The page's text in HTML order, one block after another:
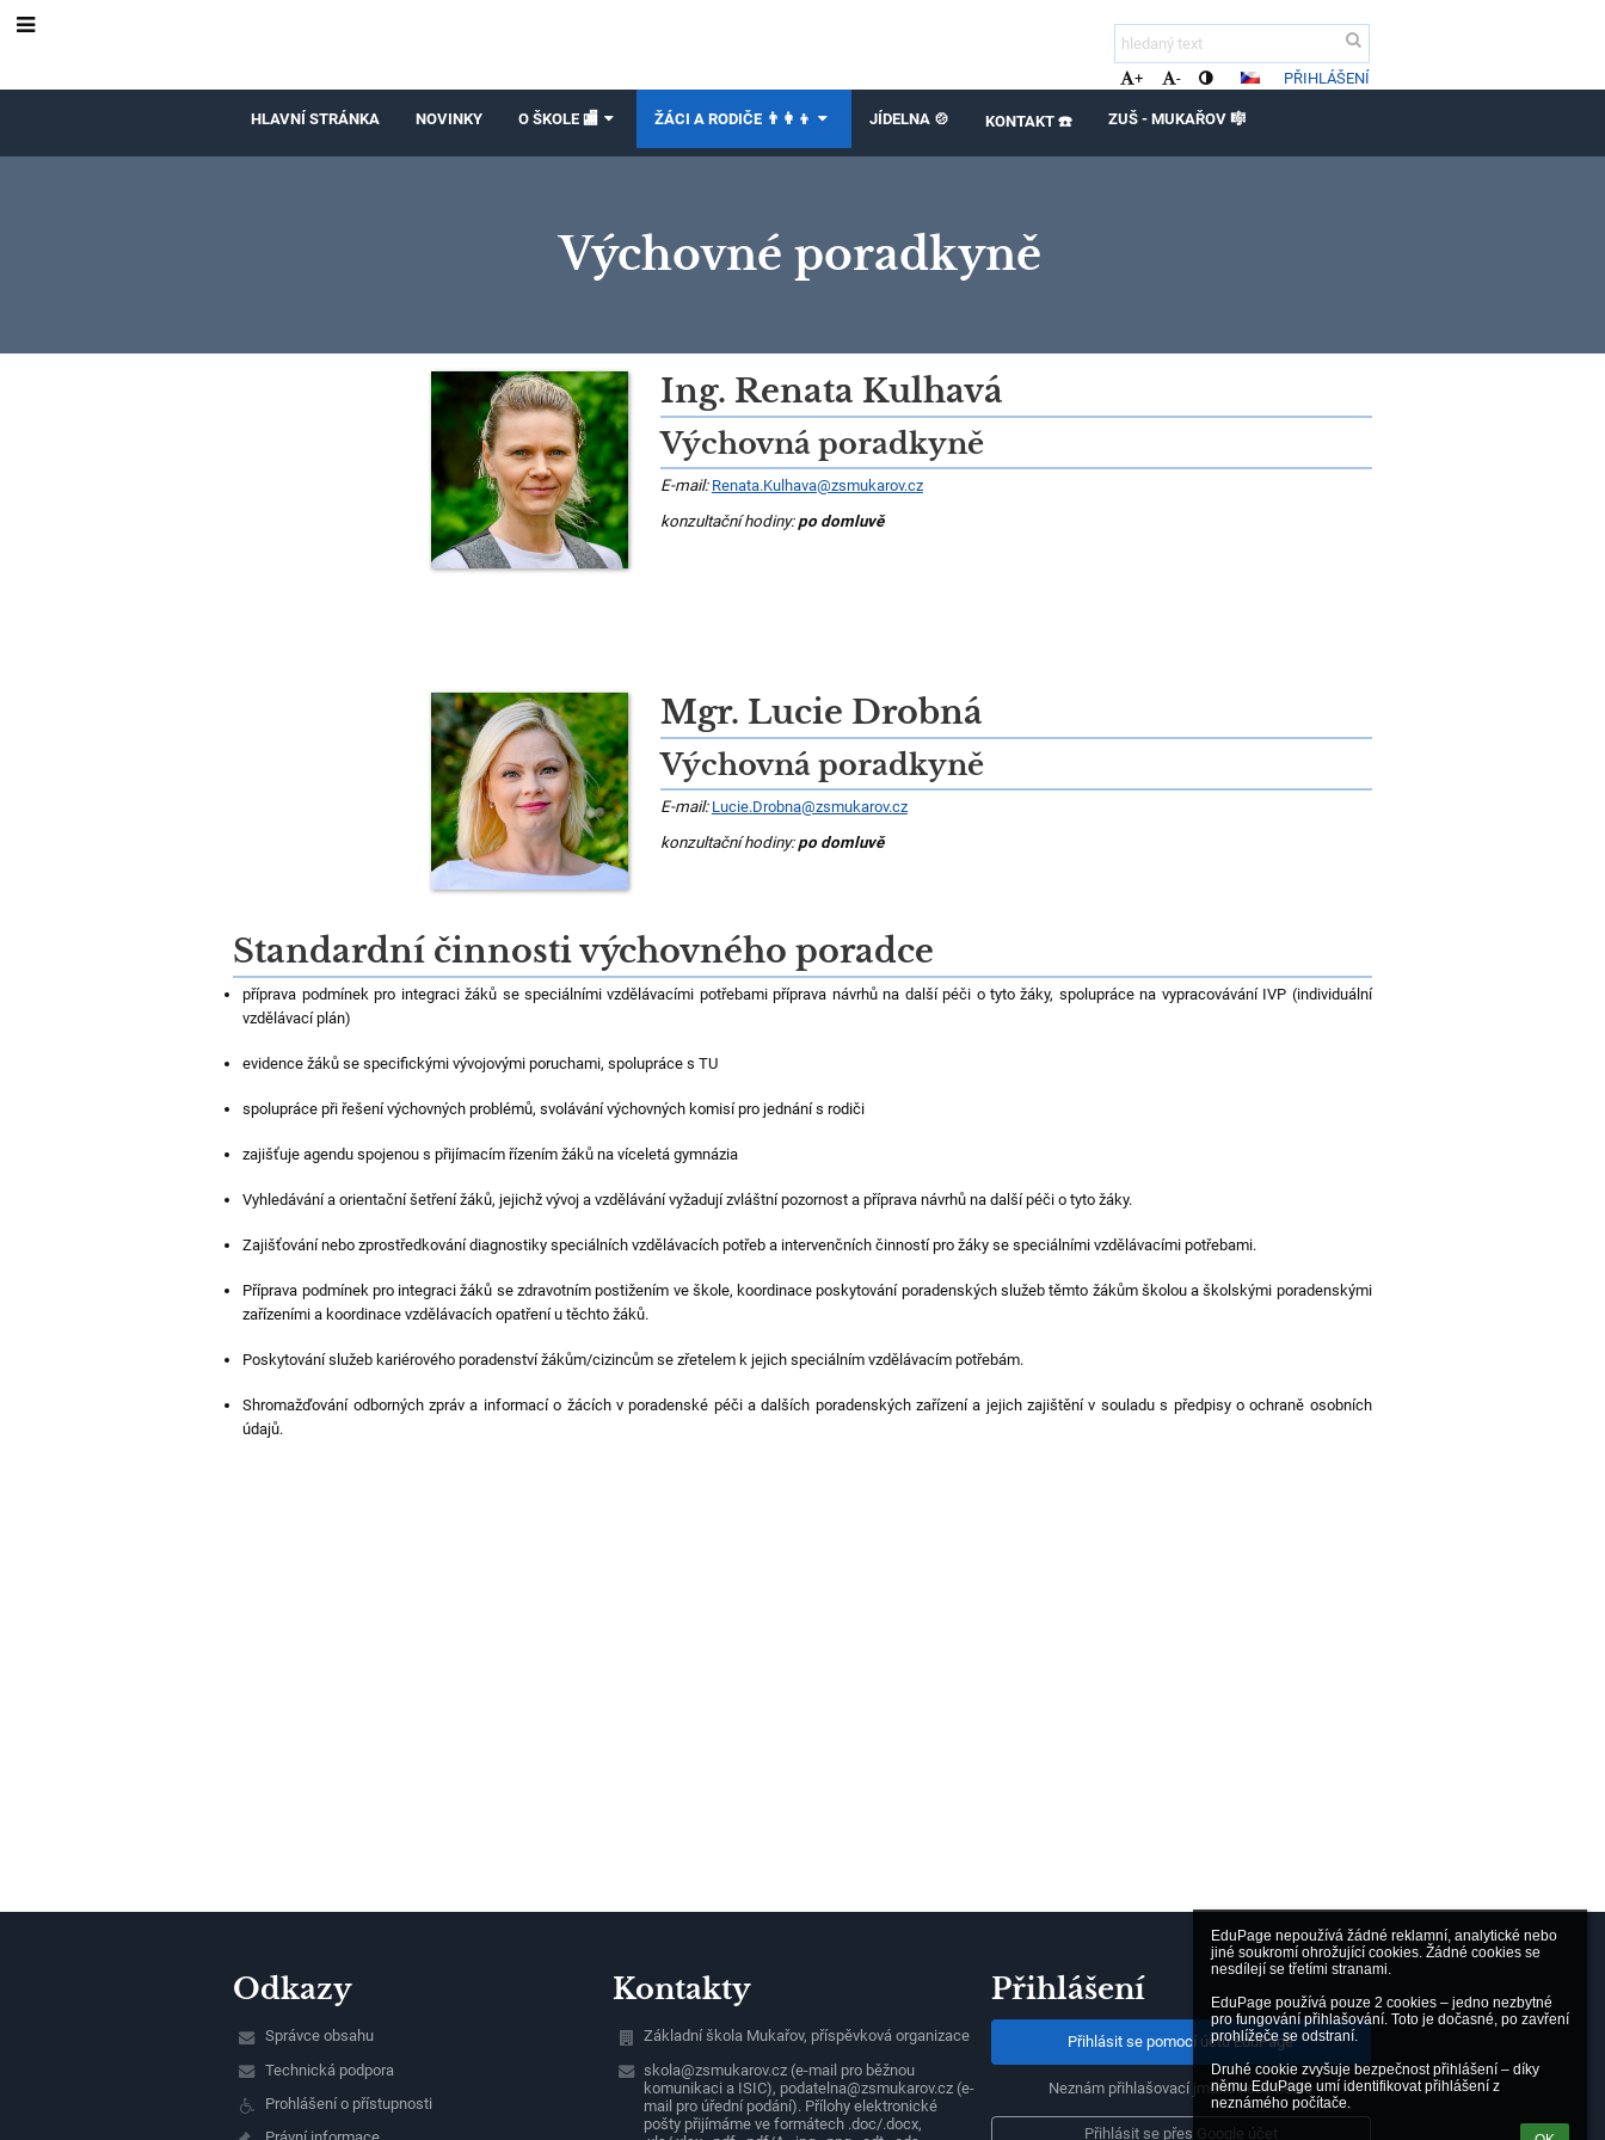
EduPage nepoužívá žádné reklamní, analytické nebo
jiné soukromí ohrožující cookies. Žádné cookies se
nesdílejí se třetími stranami.
EduPage používá pouze 2 cookies – jedno nezbytné
pro fungování přihlašování. Toto je dočasné, po zavření
prohlížeče se odstraní.
Druhé cookie zvyšuje bezpečnost přihlášení – díky
němu EduPage umí identifikovat přihlášení z
neznámého počítače.
+ - PŘIHLÁŠENÍ
HLAVNÍ STRÁNKA NOVINKY O ŠKOLE 🏬 ŽÁCI A RODIČE 👨‍👩‍👦 JÍDELNA 🍲 KONTAKT ☎️ ZUŠ - MUKAŘOV 🎼
Výchovné poradkyně
poradkyně
Ing. Renata Kulhavá
Výchovná poradkyně
E-mail: Renata.Kulhava@zsmukarov.cz
konzultační hodiny:po domluvě
Mgr. Lucie Drobná
Výchovná poradkyně
E-mail: Lucie.Drobna@zsmukarov.cz
konzultační hodiny:po domluvě
Standardní činnosti výchovného poradce
příprava podmínek pro integraci žáků se speciálními vzdělávacími potřebami příprava návrhů na další péči o tyto žáky, spolupráce na vypracovávání IVP (individuální
vzdělávací plán)
evidence žáků se specifickými vývojovými poruchami, spolupráce s TU
spolupráce při řešení výchovných problémů, svolávání výchovných komisí pro jednání s rodiči
zajišťuje agendu spojenou s přijímacím řízením žáků na víceletá gymnázia
Vyhledávání a orientační šetření žáků, jejichž vývoj a vzdělávání vyžadují zvláštní pozornost a příprava návrhů na další péči o tyto žáky.
Zajišťování nebo zprostředkování diagnostiky speciálních vzdělávacích potřeb a intervenčních činností pro žáky se speciálními vzdělávacími potřebami.
Příprava podmínek pro integraci žáků se zdravotním postižením ve škole, koordinace poskytování poradenských služeb těmto žákům školou a školskými poradenskými
zařízeními a koordinace vzdělávacích opatření u těchto žáků.
Poskytování služeb kariérového poradenství žákům/cizincům se zřetelem k jejich speciálním vzdělávacím potřebám.
Shromažďování odborných zpráv a informací o žácích v poradenské péči a dalších poradenských zařízení a jejich zajištění v souladu s předpisy o ochraně osobních
údajů.
Odkazy
Správce obsahu
Technická podpora
Prohlášení o přístupnosti
Kontakty
Základní škola Mukařov, příspěvková organizace
skola@zsmukarov.cz (e-mail pro běžnou
komunikaci a ISIC), podatelna@zsmukarov.cz (e-
mail pro úřední podání). Přílohy elektronické
pošty přijímáme ve formátech .doc/.docx,
Přihlášení
Přihlásit se pomocí účtu EduPage
Neznám přihlašovací jméno nebo heslo
Přihlásit se přes Google účet